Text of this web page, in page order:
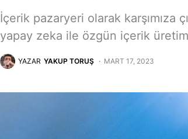
İçerik pazaryeri olarak karşımıza
yapay zeka ile özgün içerik
YAZAR YAKUP TORUŞ MART 17, 2023